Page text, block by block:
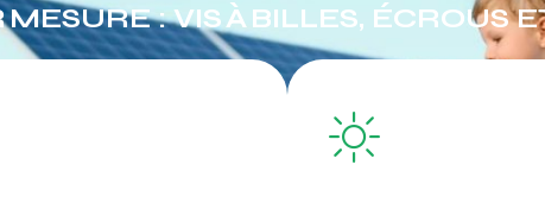
: VIS À BILLES, ÉCROUS